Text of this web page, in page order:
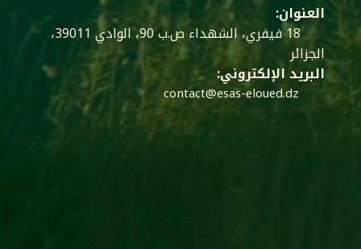
العنوان:
18 فيفري، الشهداء ص.ب 90، الوادي 39011،
الجزائر
البريد الإلكتروني:
contact@esas-eloued.dz